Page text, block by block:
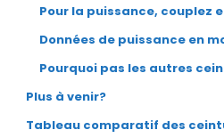
Pour la puissance, couplez
Données de puissance en
Pourquoi pas les autres
Plus à venir?
Tableau comparatif des